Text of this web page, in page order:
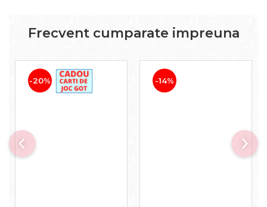
Frecvent cumparate impreuna
-20% -14%